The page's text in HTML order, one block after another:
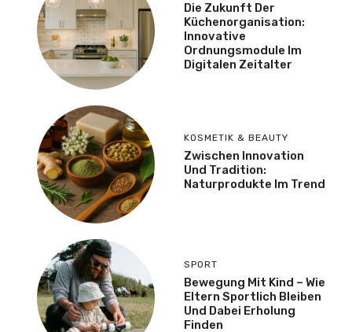
Die Zukunft Der
Küchenorganisation:
Innovative
Ordnungsmodule Im
Digitalen Zeitalter
KOSMETIK & BEAUTY
Zwischen Innovation
Und Tradition:
Naturprodukte Im Trend
SPORT
Bewegung Mit Kind – Wie
Eltern Sportlich Bleiben
Und Dabei Erholung
Finden